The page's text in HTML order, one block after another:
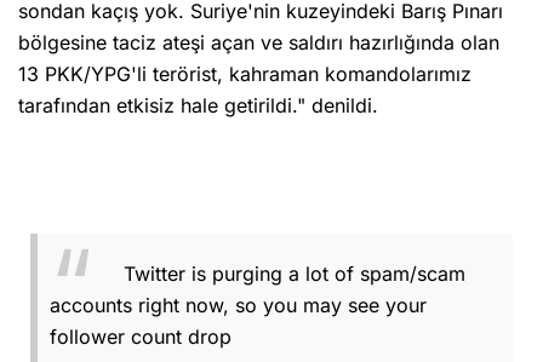
sondan kaçış yok. Suriye'nin kuzeyindeki Barış Pınarı
bölgesine taciz ateşi açan ve saldırı hazırlığında olan
13 PKK/YPG'li terörist, kahraman komandolarımız
tarafından etkisiz hale getirildi." denildi.
Twitter is purging a lot of spam/scam
accounts right now, so you may see your
follower count drop